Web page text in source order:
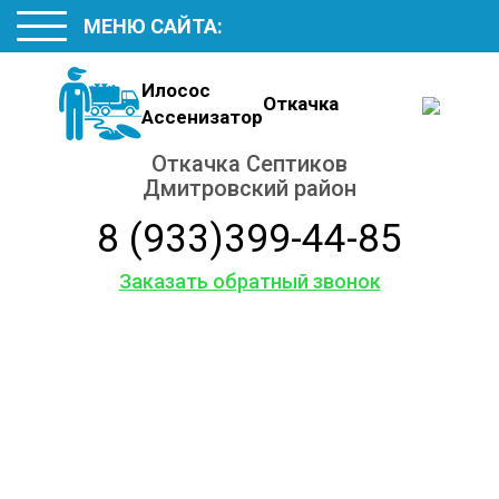
Илосос
Ассенизатор
Откачка
Откачка Септиков
Дмитровский район
8 (933)399-44-85
Заказать обратный звонок
МЕНЮ САЙТА: